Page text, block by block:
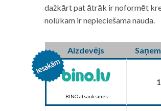
dažkārt pat ātrāk ir noformēt
nolūkam ir nepieciešama nauda.
Aizdevējs
BINO atsauksmes